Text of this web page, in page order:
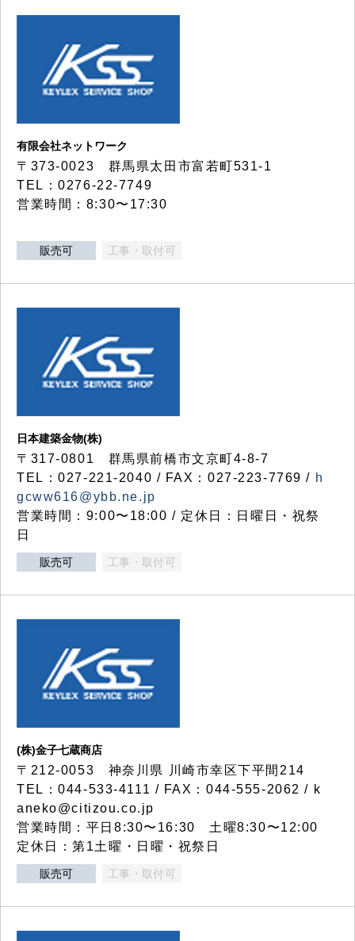
有限会社ネットワーク
〒373-0023 群馬県太田市富若町531-1
TEL：0276-22-7749
営業時間：8:30〜17:30
販売可 工事・取付可
日本建築金物(株)
〒317‐0801 群馬県前橋市文京町4-8-7
TEL：027-221-2040 / FAX：027-223-7769 / h
gcww616@ybb.ne.jp
営業時間：9:00〜18:00 / 定休日：日曜日・祝祭
日
販売可 工事・取付可
(株)金子七蔵商店
〒212-0053 神奈川県 川崎市幸区下平間214
TEL：044-533-4111 / FAX：044-555-2062 / k
aneko@citizou.co.jp
営業時間：平日8:30〜16:30 土曜8:30〜12:00
定休日：第1土曜・日曜・祝祭日
販売可 工事・取付可